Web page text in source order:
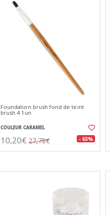
Foundation brush fond de teint
brush 4 1un
COULEUR CARAMEL
10,20€ 27,78€ - 63%